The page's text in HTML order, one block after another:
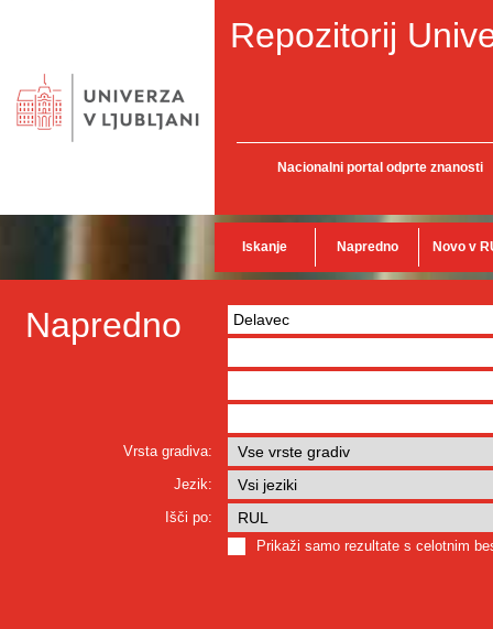
Repozitorij
Nacionalni portal odprte znanosti
Iskanje Napredno Novo v
Napredno
Vrsta gradiva:
Jezik:
Išči po:
Prikaži samo rezultate s celotnim